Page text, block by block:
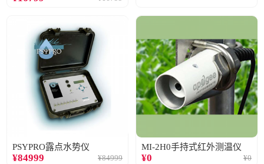
PSYPRO露点水势仪
¥84999 ¥84999
MI-2H0手持式红外测温仪
¥0 ¥0